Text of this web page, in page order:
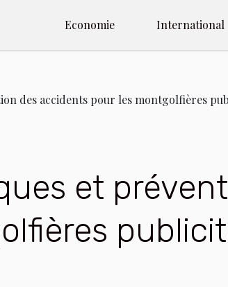
Economie International
des accidents pour les montgolfières
et